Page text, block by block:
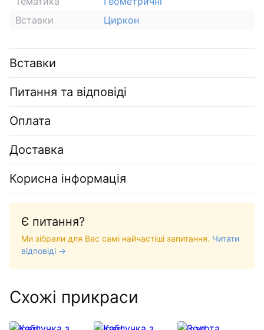
Вставки
Циркон
Вставки
Питання та відповіді
Оплата
Доставка
Корисна інформація
Є питання?
Ми зібрали для Вас самі найчастіші запитання. Читати
відповіді →
Схожі прикраси